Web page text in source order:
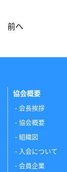
前へ
協会概要
会長挨拶
協会概要
組織図
入会について
会員企業